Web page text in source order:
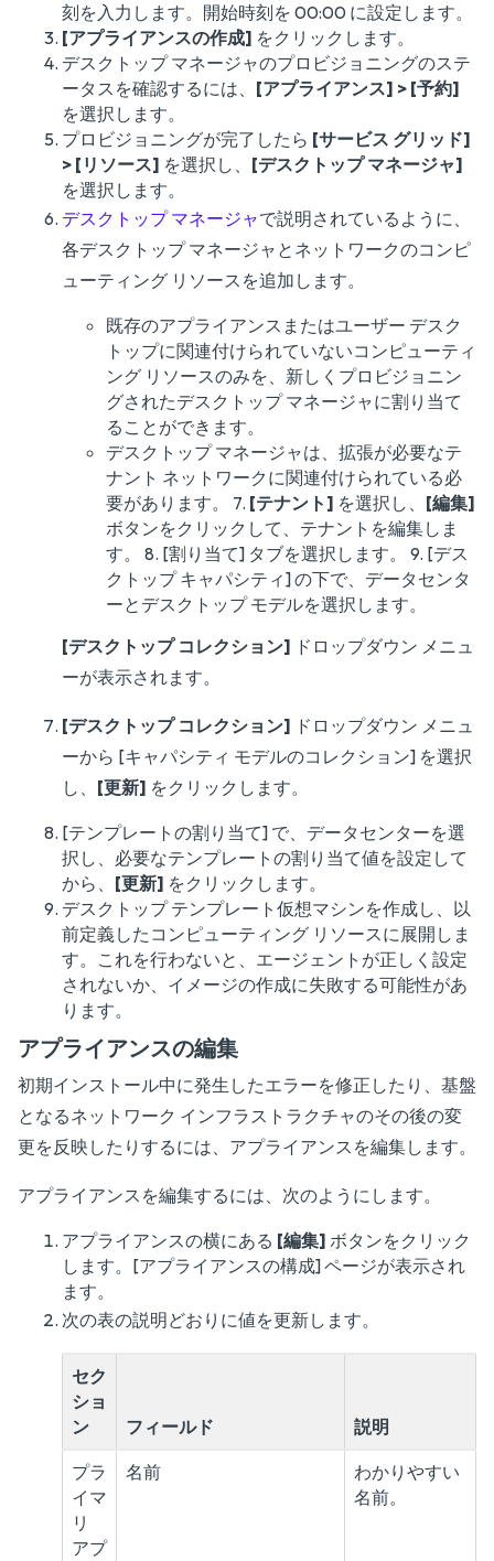
刻を入力します。開始時刻を 00:00 に設定します。
[アプライアンスの作成] をクリックします。
デスクトップ マネージャのプロビジョニングのステ
ータスを確認するには、 [アプライアンス] > [予約]
を選択します。
プロビジョニングが完了したら [サービス グリッド]
> [リソース] を選択し、 [デスクトップ マネージャ]
を選択します。
デスクトップ マネージャで説明されているように、
各デスクトップ マネージャとネットワークのコンピ
ューティング リソースを追加します。
既存のアプライアンスまたはユーザー デスク
トップに関連付けられていないコンピューティ
ング リソースのみを、新しくプロビジョニン
グされたデスクトップ マネージャに割り当て
ることができます。
デスクトップ マネージャは、拡張が必要なテ
ナント ネットワークに関連付けられている必
要があります。 7. [テナント] を選択し、 [編集]
ボタンをクリックして、テナントを編集しま
す。 8. [割り当て] タブを選択します。 9. [デス
クトップ キャパシティ] の下で、データセンタ
ーとデスクトップ モデルを選択します。
[デスクトップ コレクション] ドロップダウン メニュ
ーが表示されます。
[デスクトップ コレクション] ドロップダウン メニュ
ーから [キャパシティ モデルのコレクション] を選択
し、 [更新] をクリックします。
[テンプレートの割り当て] で、データセンターを選
択し、必要なテンプレートの割り当て値を設定して
から、 [更新] をクリックします。
デスクトップ テンプレート仮想マシンを作成し、以
前定義したコンピューティング リソースに展開しま
す。これを行わないと、エージェントが正しく設定
されないか、イメージの作成に失敗する可能性があ
ります。
アプライアンスの編集
初期インストール中に発生したエラーを修正したり、基盤
となるネットワーク インフラストラクチャのその後の変
更を反映したりするには、アプライアンスを編集します。
アプライアンスを編集するには、次のようにします。
アプライアンスの横にある [編集] ボタンをクリック
します。[アプライアンスの構成] ページが表示され
ます。
次の表の説明どおりに値を更新します。
セク
ショ
ン
フィールド 説明
プラ
イマ
リ
アプ
名前
わかりやすい
名前。